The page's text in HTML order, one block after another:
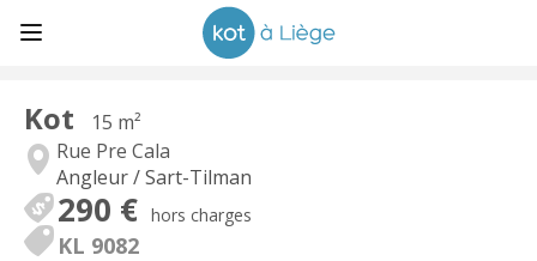
Kot
15 m²
Rue Pre Cala
Angleur / Sart-Tilman
290 € hors charges
KL 9082